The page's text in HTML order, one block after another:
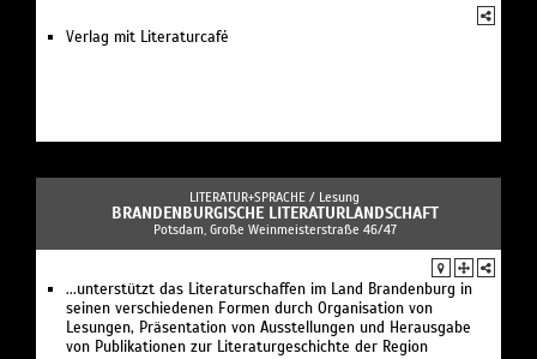
Verlag mit Literaturcafé
LITERATUR+SPRACHE / Lesung
BRANDENBURGISCHE LITERATURLANDSCHAFT
Potsdam, Große Weinmeisterstraße 46/47
...unterstützt das Literaturschaffen im Land Brandenburg in
seinen verschiedenen Formen durch Organisation von
Lesungen, Präsentation von Ausstellungen und Herausgabe
von Publikationen zur Literaturgeschichte der Region